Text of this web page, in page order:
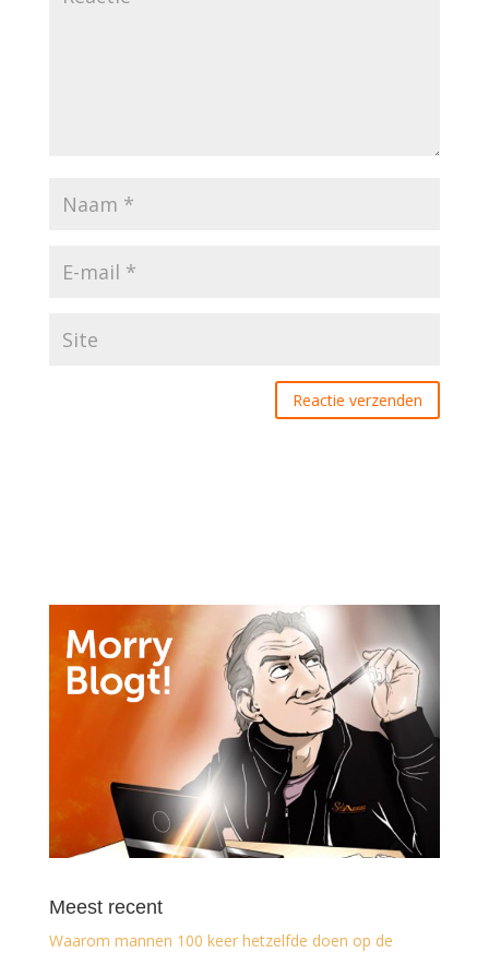
Meest recent
Waarom mannen 100 keer hetzelfde doen op de